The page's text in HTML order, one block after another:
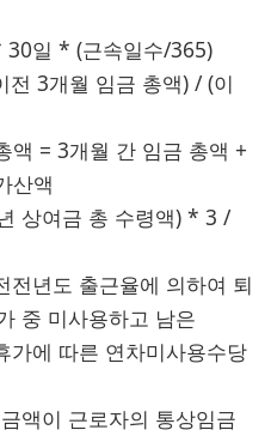
일 * (근속일수/365)
3개월 임금 총액) / (이
= 3개월 간 임금 총액 +
산액
상여금 총 수령액) * 3 /
년도 출근율에 의하여 퇴
중 미사용하고 남은
연차미사용수당
액이 근로자의 통상임금